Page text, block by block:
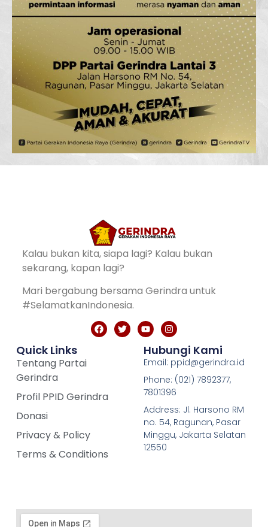
Kalau bukan kita, siapa lagi? Kalau bukan
sekarang, kapan lagi?
Mari bergabung bersama Gerindra untuk
#SelamatkanIndonesia.
Quick Links
Tentang Partai
Gerindra
Profil PPID Gerindra
Donasi
Privacy & Policy
Terms & Conditions
Hubungi Kami
Email: ppid@gerindra.id
Phone: (021) 7892377,
7801396
Address: Jl. Harsono RM
no. 54, Ragunan, Pasar
Minggu, Jakarta Selatan
12550